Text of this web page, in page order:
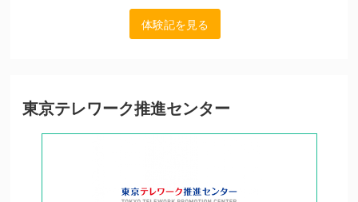
体験記を見る
東京テレワーク推進センター